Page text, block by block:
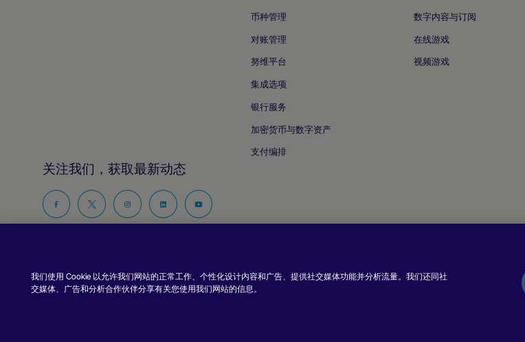
关注我们，获取最新动态
在
注
我
在
注
我
在
注
我
在
注
我
注
我
币种管理
对账管理
努维平台
集成选项
银行服务
加密货币与数字资产
支付编排
数字内容与订阅
在线游戏
视频游戏
版权所有 © Nuvei – 保留所有权利2026。
我们使用 Cookie 以允许我们网站的正常工作、个性化设计内容和广告、提供社交媒体功能并分析流量。我们还同社
交媒体、广告和分析合作伙伴分享有关您使用我们网站的信息。